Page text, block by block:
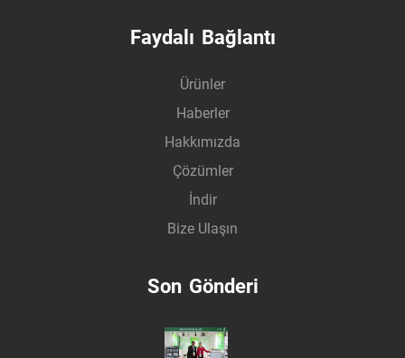
Faydalı Bağlantı
Ürünler
Haberler
Hakkımızda
Çözümler
İndir
Bize Ulaşın
Son Gönderi